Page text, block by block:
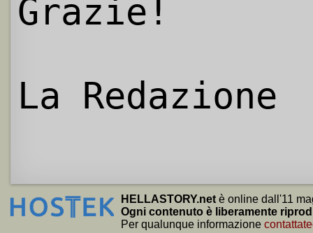
Grazie!
La Redazione
HELLASTORY.net è online dall'11
Ogni contenuto è liberamente
Per qualunque informazione